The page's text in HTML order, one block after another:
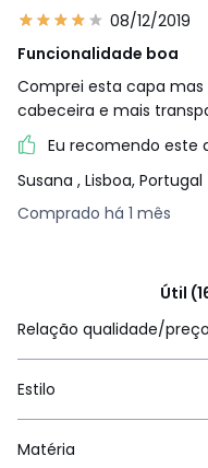
08/12/2019
Funcionalidade boa
Comprei esta capa
cabeceira e mais
Eu recomendo este
Susana , Lisboa, Portugal
Comprado há 1 mês
Útil
Relação qualidade/preço
Estilo
Matéria